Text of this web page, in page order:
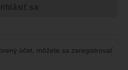
účet, môžete sa zaregistrovať